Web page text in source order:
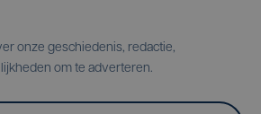
onze geschiedenis, redactie,
om te adverteren.